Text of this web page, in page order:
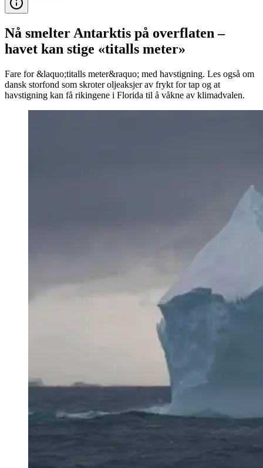
Nå smelter Antarktis på overflaten –
havet kan stige «titalls meter»
Fare for &laquo;titalls meter&raquo; med havstigning. Les også om
dansk storfond som skroter oljeaksjer av frykt for tap og at
havstigning kan få rikingene i Florida til å våkne av klimadvalen.